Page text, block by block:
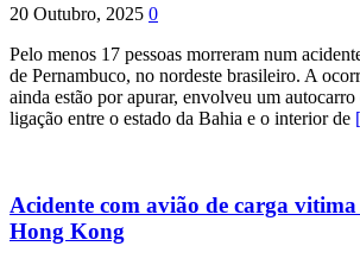
20 Outubro, 2025 0
Pelo menos 17 pessoas morreram num
de Pernambuco, no nordeste brasileiro. A
ainda estão por apurar, envolveu um autocarro
ligação entre o estado da Bahia e o interior de
Acidente com avião de carga vitima
Hong Kong